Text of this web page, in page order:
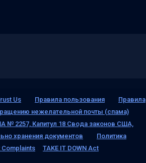
Us Правила пользования
Правила
нежелательной почты (спама)
№ 2257, Капитул 18 Свода законов США,
хранения документов
Политика
Complaints TAKE IT DOWN Act